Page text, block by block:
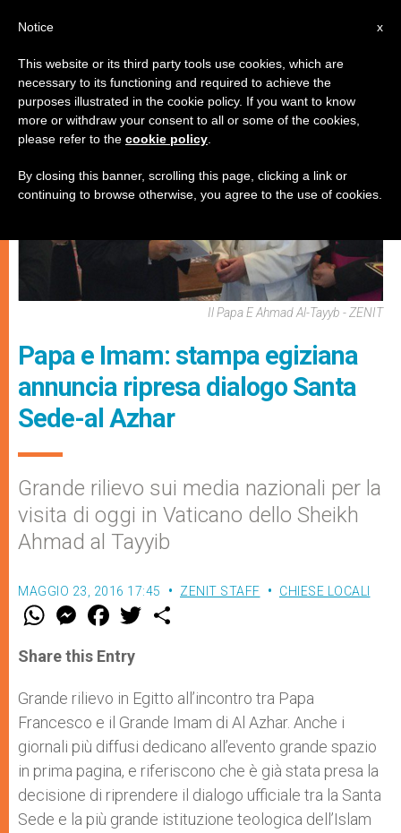
CHIESE LOCALI
Il Papa E Ahmad Al-Tayyb - ZENIT
Papa e Imam: stampa egiziana
annuncia ripresa dialogo Santa
Sede-al Azhar
Grande rilievo sui media nazionali per la
visita di oggi in Vaticano dello Sheikh
Ahmad al Tayyib
MAGGIO 23, 2016 17:45 ZENIT STAFF CHIESE LOCALI
W
t
s
p
p
M
e
s
e
g
e
r
F
a
e
b
o
k
w
r
Share this Entry
Grande rilievo in Egitto all’incontro tra Papa
Francesco e il Grande Imam di Al Azhar. Anche i
giornali più diffusi dedicano all’evento grande spazio
in prima pagina, e riferiscono che è già stata presa la
decisione di riprendere il dialogo ufficiale tra la Santa
Sede e la più grande istituzione teologica dell’Islam
x
Notice
This website or its third party tools use cookies, which are
necessary to its functioning and required to achieve the
purposes illustrated in the cookie policy. If you want to know
more or withdraw your consent to all or some of the cookies,
please refer to the cookie policy
By closing this banner, scrolling this page, clicking a link or
continuing to browse otherwise, you agree to the use of cookies.